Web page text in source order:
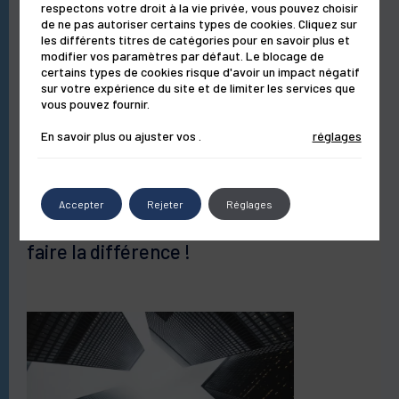
Le magazine
Composition détaillée
Actifs Agents de sensorialité Protecteurs
IMPERATA CYLINDRICA ROOT EXTRACT PROPANEDIOL
SODIUM HYALURONATE POTASSIUM SORBATE
SCHISANDRA CHINENSIS FRUIT EXTRACT
PEG-40 HYDROGENATED CASTOR OIL GLUCOSE
91%
peau protégée des dommages liés à la
* Test instrumental par cornéométrie - 11 sujets
**Pourcentage de satisfaction - Test d'auto évaluation après
28 jours d'utilisation - 22 sujets
Quelle est la durée d'utilisation d'un flacon SENSYLIA
Serum URBAN PROTECT ?
Pourquoi le sérum a-t-il une couleur légèrement jaune ?
Peau sèche ou une peau
déshydratée ? Comment enfin
faire la différence !
respectons votre droit à la vie privée, vous pouvez choisir
de ne pas autoriser certains types de cookies. Cliquez sur
les différents titres de catégories pour en savoir plus et
modifier vos paramètres par défaut. Le blocage de
certains types de cookies risque d'avoir un impact négatif
sur votre expérience du site et de limiter les services que
vous pouvez fournir.
En savoir plus ou ajuster vos réglages
Accepter Rejeter Réglages